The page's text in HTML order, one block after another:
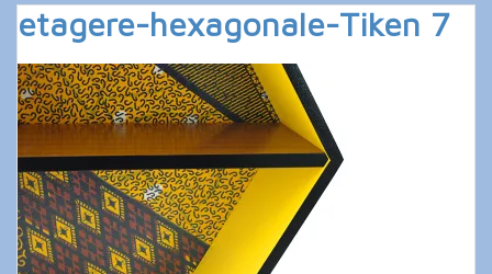
etagere-hexagonale-Tiken 7